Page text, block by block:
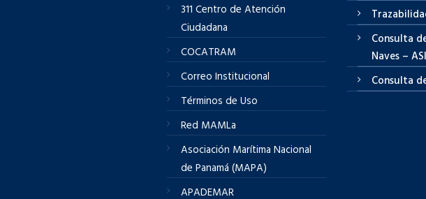
311 Centro de Atención
Ciudadana
COCATRAM
Correo Institucional
Términos de Uso
Red MAMLa
Asociación Marítima Nacional
de Panamá (MAPA)
APADEMAR
Consulta
Naves – ASI
Consulta